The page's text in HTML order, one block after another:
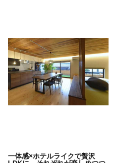
一体感×ホテルライクで贅沢